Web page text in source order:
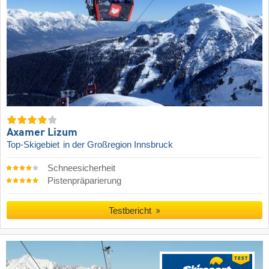
Axamer Lizum
Top-Skigebiet in der Großregion Innsbruck
Schneesicherheit
Pistenpräparierung
Testbericht